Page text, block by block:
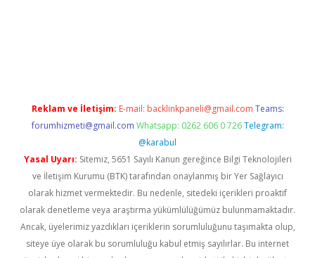
Reklam ve İletişim: E-mail: backlinkpaneli@gmail.com Teams:
forumhizmeti@gmail.com Whatsapp: 0262 606 0 726 Telegram:
@karabul
Yasal Uyarı: Sitemiz, 5651 Sayılı Kanun gereğince Bilgi Teknolojileri
ve İletişim Kurumu (BTK) tarafından onaylanmış bir Yer Sağlayıcı
olarak hizmet vermektedir. Bu nedenle, sitedeki içerikleri proaktif
olarak denetleme veya araştırma yükümlülüğümüz bulunmamaktadır.
Ancak, üyelerimiz yazdıkları içeriklerin sorumluluğunu taşımakta olup,
siteye üye olarak bu sorumluluğu kabul etmiş sayılırlar. Bu internet